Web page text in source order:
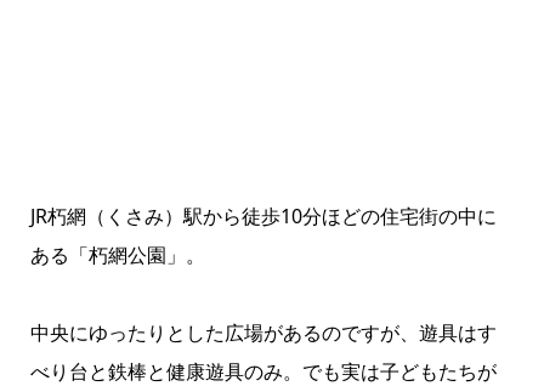
JR朽網（くさみ）駅から徒歩10分ほどの住宅街の中に
ある「朽網公園」。
中央にゆったりとした広場があるのですが、遊具はす
べり台と鉄棒と健康遊具のみ。でも実は子どもたちが